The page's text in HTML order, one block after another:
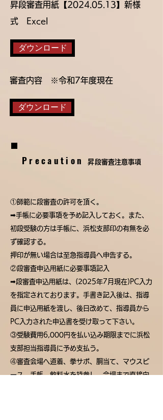
​昇段審査用紙【2024.05.13】新様
式 Excel
ダウンロード
審査内容 ※令和7年度現在
ダウンロード
Precaution昇段審査注意事項
①師範に段審査の許可を頂く。
➡手帳に必要事項を予め記入しておく。また、
初段受験の方は手帳に、 浜松支部印の有無を必
ず確認する。
押印が無い場合は至急指導員へ申告する。
②段審査申込用紙に必要事項記入
➡︎段審査申込用紙は、(2025年7月現在)PC入力
を指定されております。手書き記入後は、指導
員に申込用紙を渡し、後日改めて、指導員から
PC入力された申込書を受け取って下さい。
③受験費用6,000円 を払い込み期限までに浜松
支部担当指導員に予め支払う。
④審査会場へ道着、拳サポ、胴当て、マウスピ
ース、手帳、飲料水を持参し、会場まで直接向